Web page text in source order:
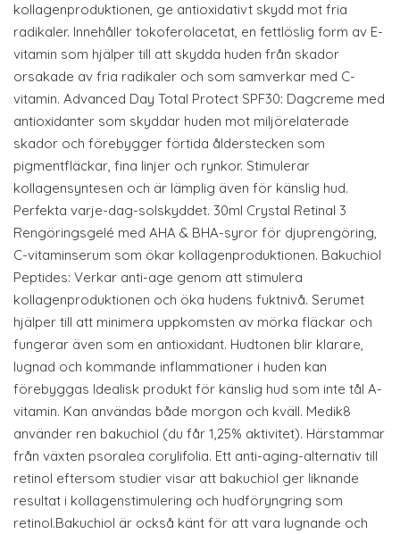
kollagenproduktionen, ge antioxidativt skydd mot fria
radikaler. Innehåller tokoferolacetat, en fettlöslig form av E-
vitamin som hjälper till att skydda huden från skador
orsakade av fria radikaler och som samverkar med C-
vitamin. Advanced Day Total Protect SPF30: Dagcreme med
antioxidanter som skyddar huden mot miljörelaterade
skador och förebygger förtida ålderstecken som
pigmentfläckar, fina linjer och rynkor. Stimulerar
kollagensyntesen och är lämplig även för känslig hud.
Perfekta varje-dag-solskyddet. 30ml Crystal Retinal 3
Rengöringsgelé med AHA & BHA-syror för djuprengöring,
C-vitaminserum som ökar kollagenproduktionen. Bakuchiol
Peptides: Verkar anti-age genom att stimulera
kollagenproduktionen och öka hudens fuktnivå. Serumet
hjälper till att minimera uppkomsten av mörka fläckar och
fungerar även som en antioxidant. Hudtonen blir klarare,
lugnad och kommande inflammationer i huden kan
förebyggas Idealisk produkt för känslig hud som inte tål A-
vitamin. Kan användas både morgon och kväll. Medik8
använder ren bakuchiol (du får 1,25% aktivitet). Härstammar
från växten psoralea corylifolia. Ett anti-aging-alternativ till
retinol eftersom studier visar att bakuchiol ger liknande
resultat i kollagenstimulering och hudföryngring som
retinol.Bakuchiol är också känt för att vara lugnande och